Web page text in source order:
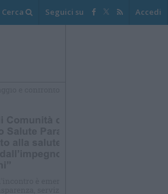
Cerca Seguici su Accedi